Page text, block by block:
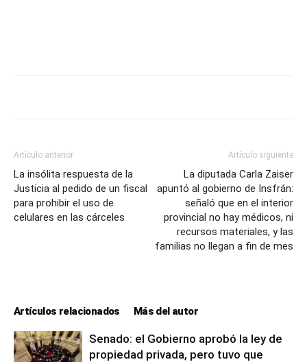
Artículo anterior
La insólita respuesta de la
Justicia al pedido de un fiscal
para prohibir el uso de
celulares en las cárceles
Artículo siguiente
La diputada Carla Zaiser
apuntó al gobierno de Insfrán:
señaló que en el interior
provincial no hay médicos, ni
recursos materiales, y las
familias no llegan a fin de mes
Artículos relacionados Más del autor
Senado: el Gobierno aprobó la ley de
propiedad privada, pero tuvo que